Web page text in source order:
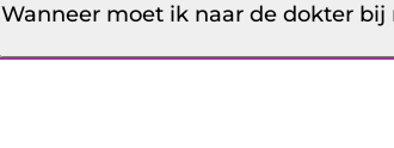
Wanneer moet ik naar de dokter bij